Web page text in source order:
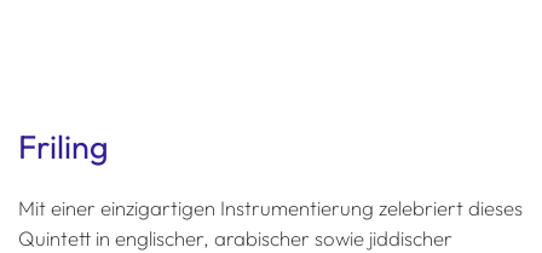
Friling
Mit einer einzigartigen Instrumentierung zelebriert dieses
Quintett in englischer, arabischer sowie jiddischer